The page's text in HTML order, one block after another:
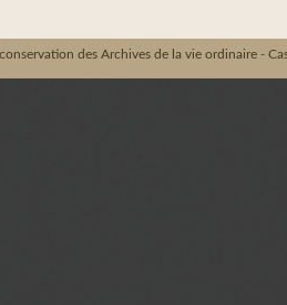
des Archives de la vie ordinaire -